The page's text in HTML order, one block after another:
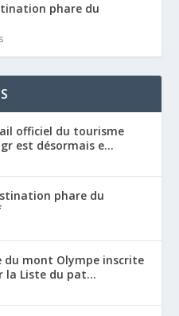
phare du
officiel du tourisme
est désormais e...
phare du
du mont Olympe inscrite
la Liste du pat...